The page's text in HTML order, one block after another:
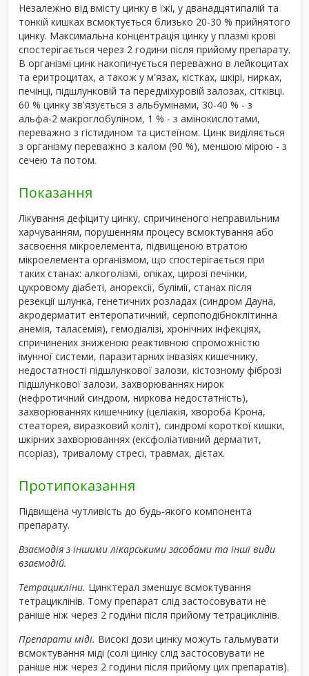
Незалежно від вмісту цинку в їжі, у дванадцятипалій та
тонкій кишках всмоктується близько 20-30 % прийнятого
цинку. Максимальна концентрація цинку у плазмі крові
спостерігається через 2 години після прийому препарату.
В організмі цинк накопичується переважно в лейкоцитах
та еритроцитах, а також у м'язах, кістках, шкірі, нирках,
печінці, підшлунковій та передміхуровій залозах, сітківці.
60 % цинку зв'язується з альбумінами, 30-40 % - з
альфа-2 макроглобуліном, 1 % - з амінокислотами,
переважно з гістидином та цистеїном. Цинк виділяється
з організму переважно з калом (90 %), меншою мірою - з
сечею та потом.
Показання
Лікування дефіциту цинку, спричиненого неправильним
харчуванням, порушенням процесу всмоктування або
засвоєння мікроелемента, підвищеною втратою
мікроелемента організмом, що спостерігається при
таких станах: алкоголізмі, опіках, цирозі печінки,
цукровому діабеті, анорексії, булімії, станах після
резекції шлунка, генетичних розладах (синдром Дауна,
акродерматит ентеропатичний, серпоподібноклітинна
анемія, таласемія), гемодіалізі, хронічних інфекціях,
спричинених зниженою реактивною спроможністю
імунної системи, паразитарних інвазіях кишечнику,
недостатності підшлункової залози, кістозному фіброзі
підшлункової залози, захворюваннях нирок
(нефротичний синдром, ниркова недостатність),
захворюваннях кишечнику (целіакія, хвороба Крона,
стеаторея, виразковий коліт), синдромі короткої кишки,
шкірних захворюваннях (ексфоліативний дерматит,
псоріаз), тривалому стресі, травмах, дієтах.
Протипоказання
Підвищена чутливість до будь-якого компонента
препарату.
Взаємодія з іншими лікарськими засобами та інші види
взаємодій.
Тетрацикліни. Цинктерал зменшує всмоктування
тетрациклінів. Тому препарат слід застосовувати не
раніше ніж через 2 години після прийому тетрациклінів.
Препарати міді. Високі дози цинку можуть гальмувати
всмоктування міді (солі цинку слід застосовувати не
раніше ніж через 2 години після прийому цих препаратів).